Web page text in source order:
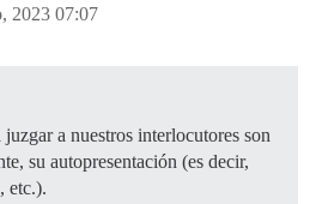
2023 07:07
a nuestros interlocutores son
su autopresentación (es decir,
etc.).